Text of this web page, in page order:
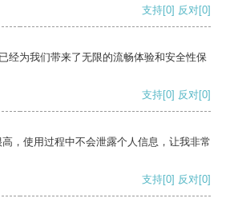
支持[0] 反对[0]
经为我们带来了无限的流畅体验和安全性保
支持[0] 反对[0]
，使用过程中不会泄露个人信息，让我非常
支持[0] 反对[0]